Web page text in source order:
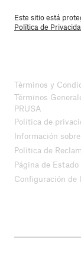
Este sitio está
Política de
Términos y
Términos
PRUSA
Política de
Información
Política de
Página de
Configuración de